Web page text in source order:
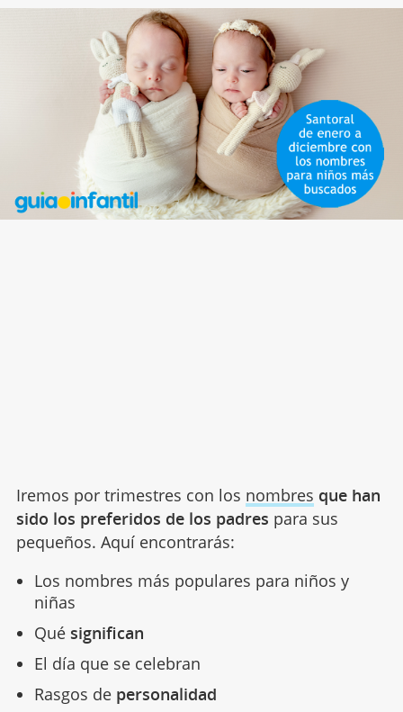
Iremos por trimestres con los nombres que han
sido los preferidos de los padres para sus
pequeños. Aquí encontrarás:
Los nombres más populares para niños y
niñas
Qué significan
El día que se celebran
Rasgos de personalidad